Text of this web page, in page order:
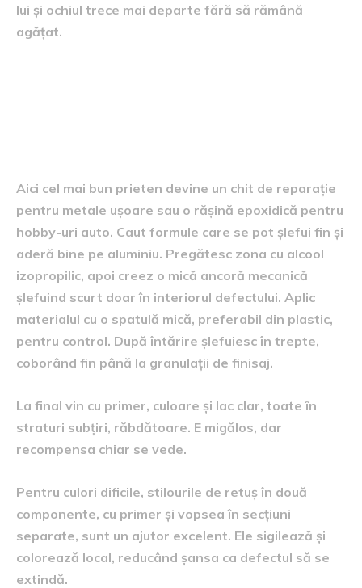
lui și ochiul trece mai departe fără să rămână
agățat.
Aici cel mai bun prieten devine un chit de reparație
pentru metale ușoare sau o rășină epoxidică pentru
hobby-uri auto. Caut formule care se pot șlefui fin și
aderă bine pe aluminiu. Pregătesc zona cu alcool
izopropilic, apoi creez o mică ancoră mecanică
șlefuind scurt doar în interiorul defectului. Aplic
materialul cu o spatulă mică, preferabil din plastic,
pentru control. După întărire șlefuiesc în trepte,
coborând fin până la granulații de finisaj.
La final vin cu primer, culoare și lac clar, toate în
straturi subțiri, răbdătoare. E migălos, dar
recompensa chiar se vede.
Pentru culori dificile, stilourile de retuș în două
componente, cu primer și vopsea în secțiuni
separate, sunt un ajutor excelent. Ele sigilează și
colorează local, reducând șansa ca defectul să se
extindă.